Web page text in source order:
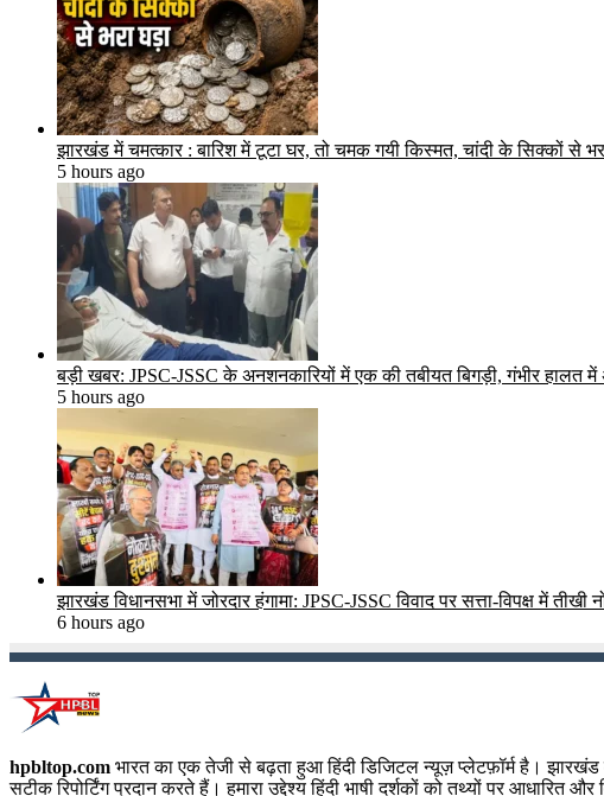
झारखंड में चमत्कार : बारिश में टूटा घर, तो चमक गयी किस्मत, चांदी के सिक्कों से
5 hours ago
बड़ी खबर: JPSC-JSSC के अनशनकारियों में एक की तबीयत बिगड़ी, गंभीर हालत
5 hours ago
झारखंड विधानसभा में जोरदार हंगामा: JPSC-JSSC विवाद पर सत्ता-विपक्ष में
6 hours ago
hpbltop.com भारत का एक तेजी से बढ़ता हुआ हिंदी डिजिटल न्यूज़ प्लेटफ़ॉर्म है।
सटीक रिपोर्टिंग प्रदान करते हैं। हमारा उद्देश्य हिंदी भाषी दर्शकों को तथ्यों पर